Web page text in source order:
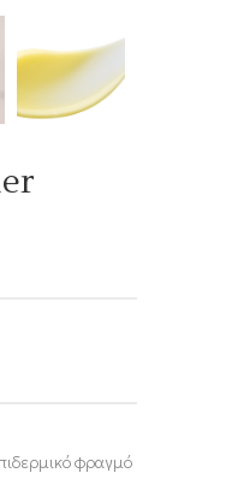
φραγμό